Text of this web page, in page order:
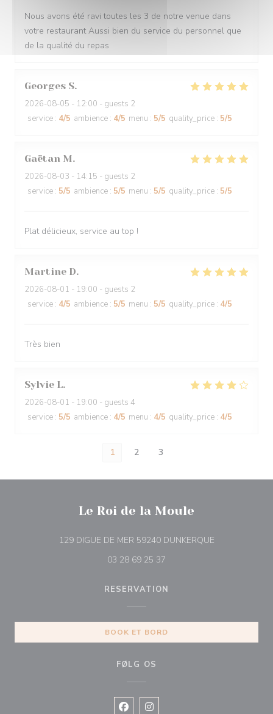
Nous avons été ravi toutes les 3 de notre venue dans
votre restaurant Aussi bien du service du personnel que
de la qualité du repas
Georges S
2026-08-05 - 12:00 - guests 2
service : 4/5 ambience : 4/5 menu : 5/5 quality_price : 5/5
Gaëtan M
2026-08-03 - 14:15 - guests 2
service : 5/5 ambience : 5/5 menu : 5/5 quality_price : 5/5
Plat délicieux, service au top !
Martine D
2026-08-01 - 19:00 - guests 2
service : 4/5 ambience : 5/5 menu : 5/5 quality_price : 4/5
Très bien
Sylvie L
2026-08-01 - 19:00 - guests 4
service : 5/5 ambience : 4/5 menu : 4/5 quality_price : 4/5
1 2 3
Le Roi de la Moule
129 DIGUE DE MER 59240 DUNKERQUE((åbner i et nyt
03 28 69 25 37
RESERVATION
BOOK ET BORD
FØLG OS